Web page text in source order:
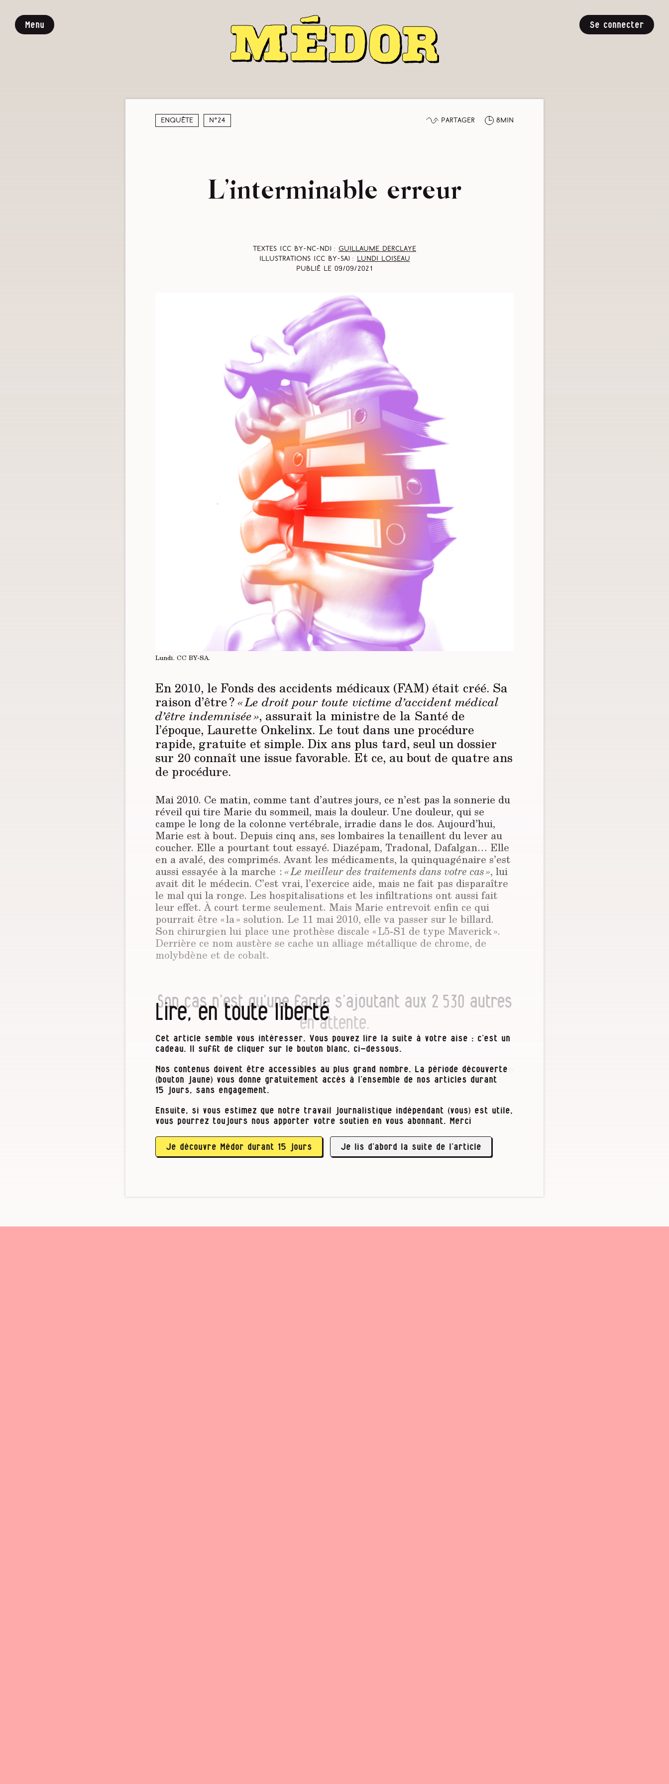
Menu Se connecter
Enquête N°24 Partager 8min
L’interminable erreur
Textes (CC BY-NC-ND) : Guillaume Derclaye
Illustrations (CC BY-SA) :
Lundi Loiseau
Publié le 09/09/2021
Lundi. CC BY-SA.
En 2010, le Fonds des accidents médicaux (FAM) était créé. Sa
raison d’être ?« Le droit pour toute victime d’accident médical
d’être indem­nisée », assurait la ministre de la Santé de
l’époque, Laurette Onkelinx. Le tout dans une procédure
rapide, gratuite et simple. Dix ans plus tard, seul un dossier
sur 20 connaît une issue favorable. Et ce, au bout de quatre ans
de procédure.
Mai 2010. Ce matin, comme tant d’autres jours, ce n’est pas la sonnerie du
réveil qui tire Marie du sommeil, mais la douleur. Une douleur, qui se
campe le long de la colonne vertébrale, irradie dans le dos. Aujourd’hui,
Marie est à bout. Depuis cinq ans, ses lombaires la tenaillent du lever au
coucher. Elle a pourtant tout essayé. Diazépam, Tradonal, Dafalgan… Elle
en a avalé, des comprimés. Avant les médicaments, la quinquagénaire s’est
aussi essayée à la marche : « Le meil­leur des traitements dans votre cas », lui
avait dit le médecin. C’est vrai, l’exercice aide, mais ne fait pas disparaître
le mal qui la ronge. Les hospitalisations et les infiltrations ont aussi fait
leur effet. À court terme seulement. Mais Marie entrevoit enfin ce qui
pourrait être « la » solution. Le 11 mai 2010, elle va passer sur le bil­lard.
Son chirurgien lui place une prothèse discale « L5-S1 de type Maverick ».
Derrière ce nom austère se cache un alliage métallique de chrome, de
molybdène et de cobalt.
Son cas n’est qu’une farde s’ajoutant aux 2 530 autres
en attente.
L’opération se déroule sans accroc, Marie ne fait pas de complications, note
alors le médecin. Quatre jours plus tard, elle est libre de quitter l’hôpital.
Lors d’une visite de contrôle quelques mois après, son évolution est jugée
« favorable », la douleur a nettement diminué. L’espoir est là, il tombera
bien vite.
Les souffrances reviennent, elles redoublent. Personne n’a d’explication
sur l’origine de ce …
Lire, en toute liberté
Cet article semble vous intéresser. Vous pouvez lire la suite à votre aise : c’est un
cadeau. Il suffit de cliquer sur le bouton blanc, ci-dessous.
Nos contenus doivent être accessibles au plus grand nombre. La période découverte
(bouton jaune) vous donne gratuitement accès à l’ensemble de nos articles durant
15 jours, sans engagement.
Ensuite, si vous estimez que notre travail journalistique indépendant (vous) est utile,
vous pourrez toujours nous apporter votre soutien en vous abonnant. Merci
Je découvre Médor durant 15 jours Je lis d’abord la suite de l’article